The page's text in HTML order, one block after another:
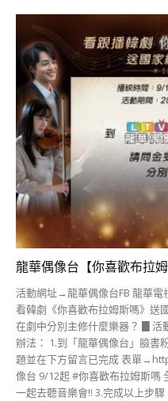
龍華偶像台【你喜歡布拉
活動網址→龍華偶像台FB 龍華電
看韓劇《你喜歡布拉姆斯嗎》送
在劇中分別主修什麼樂器？ ▊活
辦法： 1.到「龍華偶像台」臉書
題並在下方留言已完成 表單
像台 9/12起 #你喜歡布拉姆斯嗎
一起去聽音樂會!! 3.完成以上步